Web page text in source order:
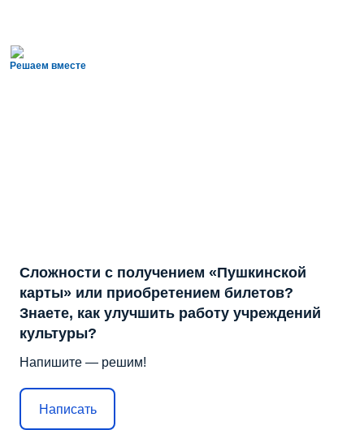
Решаем вместе
Сложности с получением «Пушкинской
карты» или приобретением билетов?
Знаете, как улучшить работу учреждений
культуры?
Напишите — решим!
Написать